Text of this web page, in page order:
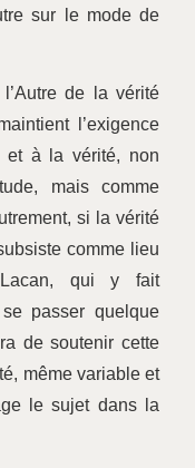
sur le mode de
de la vérité
l’exigence
et à la vérité, non
mais comme
si la vérité
comme lieu
qui y fait
passer quelque
de soutenir cette
même variable et
le sujet dans la